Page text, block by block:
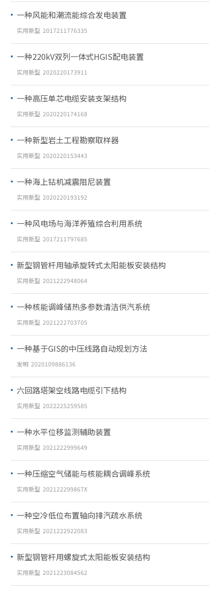
一种风能和潮流能综合发电装置
实用新型 2017211776335
一种220kV双列一体式HGIS配电装置
实用新型 2020220173911
一种高压单芯电缆安装支架结构
实用新型 2020220174168
一种新型岩土工程勘察取样器
实用新型 2020220153443
一种海上钻机减震阻尼装置
实用新型 2020220193192
一种风电场与海洋养殖综合利用系统
实用新型 2017211797685
新型钢管杆用轴承旋转式太阳能板安装结构
实用新型 2021222948064
一种核能调峰储热多参数清洁供汽系统
实用新型 2021222703705
一种基于GIS的中压线路自动规划方法
发明 2020109886136
六回路塔架空线路电缆引下结构
实用新型 2022225259585
一种水平位移监测辅助装置
实用新型 2021222999649
一种压缩空气储能与核能耦合调峰系统
实用新型 202122299867X
一种空冷低位布置轴向排汽疏水系统
实用新型 2021222922083
新型钢管杆用螺旋式太阳能板安装结构
实用新型 2021223084562